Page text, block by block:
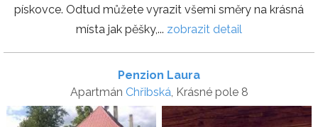
pískovce. Odtud můžete vyrazit všemi směry na krásná
místa jak pěšky,... zobrazit detail
Penzion Laura
Apartmán Chřibská, Krásné pole 8